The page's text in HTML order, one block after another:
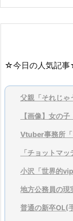
☆今日の人気記
「チョットマ
地方公務員の現